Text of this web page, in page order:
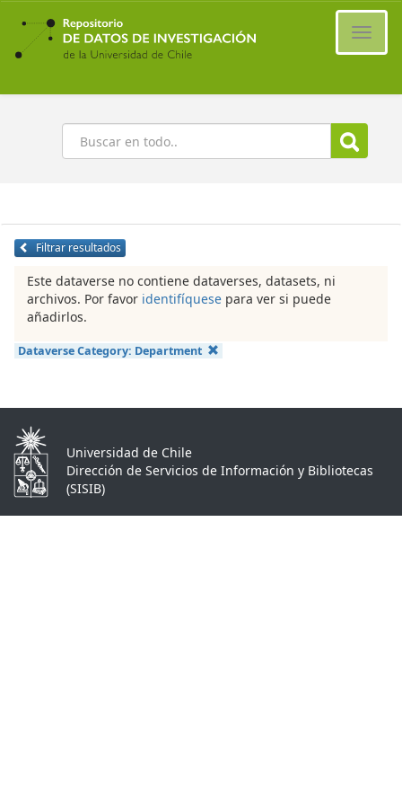
Ir
contenido
principal
Buscar
Filtrar resultados
Este dataverse no contiene dataverses, datasets, ni
archivos. Por favor identifíquese para ver si puede
añadirlos.
Dataverse Category: Department
Universidad de Chile
Dirección de Servicios de Información y Bibliotecas
(SISIB)